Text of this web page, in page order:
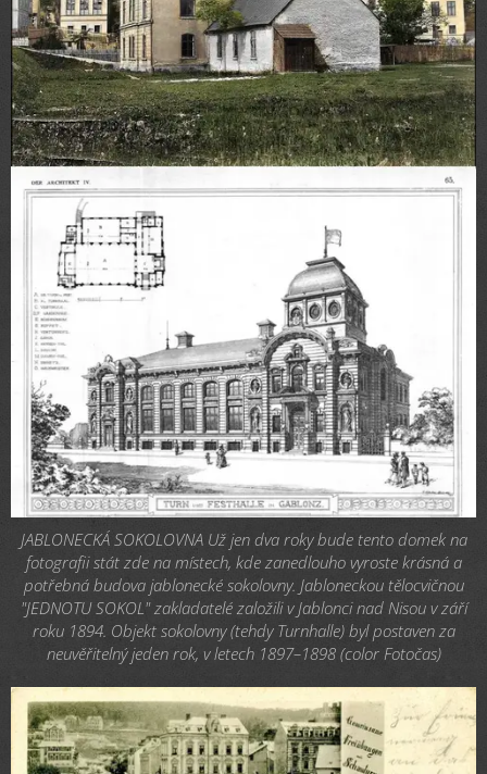
JABLONECKÁ SOKOLOVNA Už jen dva roky bude tento domek na
fotografii stát zde na místech, kde zanedlouho vyroste krásná a
potřebná budova jablonecké sokolovny. Jabloneckou tělocvičnou
"JEDNOTU SOKOL" zakladatelé založili v Jablonci nad Nisou v září
roku 1894. Objekt sokolovny (tehdy Turnhalle) byl postaven za
neuvěřitelný jeden rok, v letech 1897–1898 (color Fotočas)